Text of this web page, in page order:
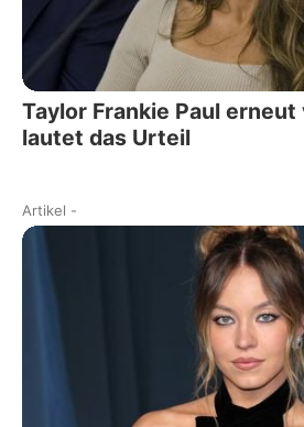
Taylor Frankie Paul
lautet das Urteil
Artikel -